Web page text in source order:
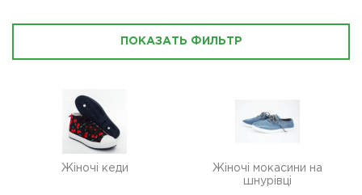
ПОКАЗАТЬ ФИЛЬТР
Жіночі кеди
Жіночі мокасини на
шнурівці